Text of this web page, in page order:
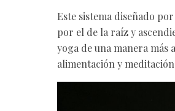
Este sistema diseñado
por el de la raíz y
yoga de una manera
alimentación y